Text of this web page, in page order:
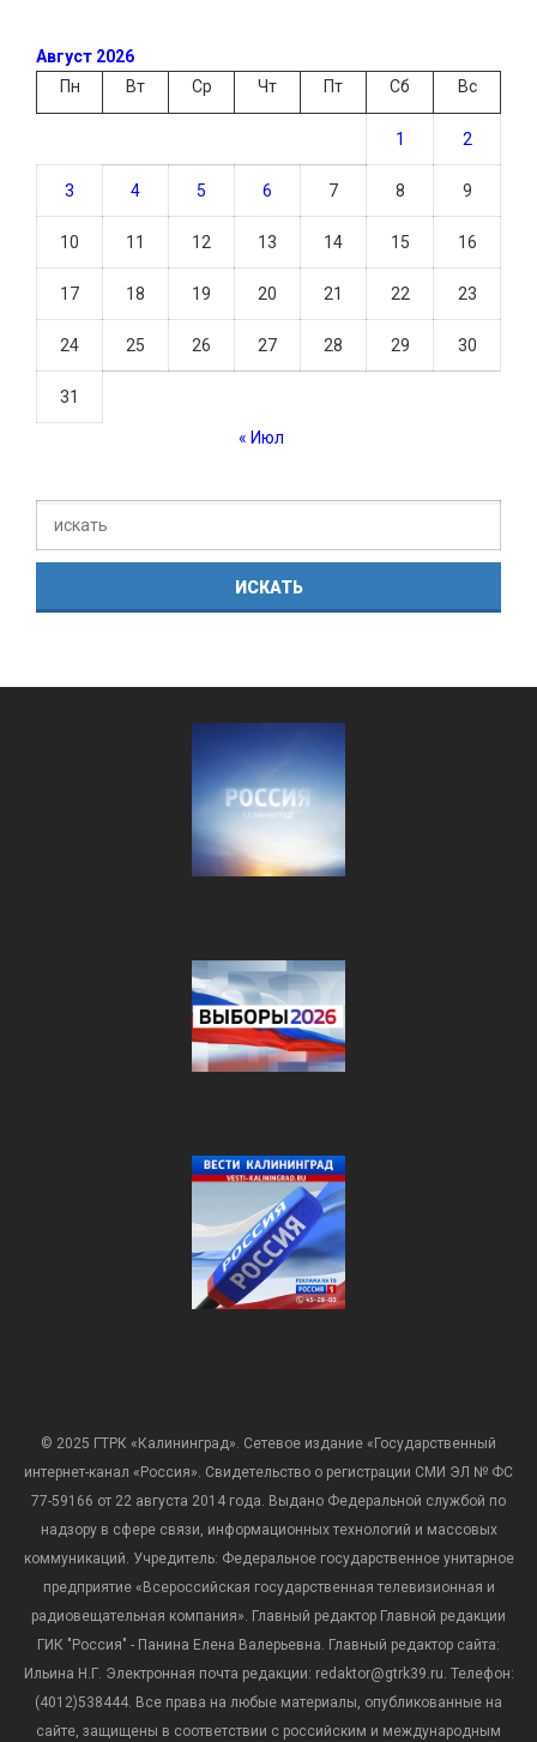
Август 2026
Пн
Вт Ср Чт Пт Сб Вс
1 2
3 4 5 6 7 8 9
10 11 12 13 14 15 16
17 18 19 20 21 22 23
24 25 26 27 28 29 30
31
« Июл
© 2025 ГТРК «Калининград». Сетевое издание «Государственный
интернет-канал «Россия». Свидетельство о регистрации СМИ ЭЛ № ФС
77-59166 от 22 августа 2014 года. Выдано Федеральной службой по
надзору в сфере связи, информационных технологий и массовых
коммуникаций. Учредитель: Федеральное государственное унитарное
предприятие «Всероссийская государственная телевизионная и
радиовещательная компания». Главный редактор Главной редакции
ГИК "Россия" - Панина Елена Валерьевна. Главный редактор сайта:
Ильина Н.Г. Электронная почта редакции: redaktor@gtrk39.ru. Телефон:
(4012)538444. Все права на любые материалы, опубликованные на
сайте, защищены в соответствии с российским и международным